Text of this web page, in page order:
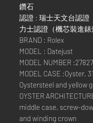
鑽石
認證 : 瑞士天文台認證
力士認證（機芯裝進錶
BRAND : Rolex
MODEL : Datejust
MODEL NUMBER
MODEL CASE :Oyster,
Oystersteel and yellow
OYSTER
middle case, screw-
and winding crown